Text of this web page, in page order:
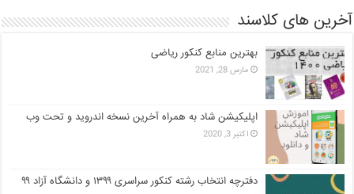
آخرین های کلاسند
بهترین منابع کنکور ریاضی
مارس 28, 2021
اپلیکیشن شاد به همراه آخرین نسخه اندروید و تحت وب
اکتبر 3, 2020
دفترچه انتخاب رشته کنکور سراسری ۱۳۹۹ و دانشگاه آزاد ۹۹